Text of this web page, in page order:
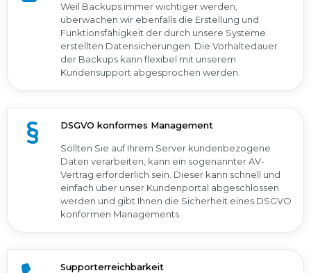
Weil Backups immer wichtiger werden,
überwachen wir ebenfalls die Erstellung und
Funktionsfähigkeit der durch unsere Systeme
erstellten Datensicherungen. Die Vorhaltedauer
der Backups kann flexibel mit unserem
Kundensupport abgesprochen werden.
DSGVO konformes Management
Sollten Sie auf Ihrem Server kundenbezogene
Daten verarbeiten, kann ein sogenannter AV-
Vertrag erforderlich sein. Dieser kann schnell und
einfach über unser Kundenportal abgeschlossen
werden und gibt Ihnen die Sicherheit eines DSGVO
konformen Managements.
Supporterreichbarkeit